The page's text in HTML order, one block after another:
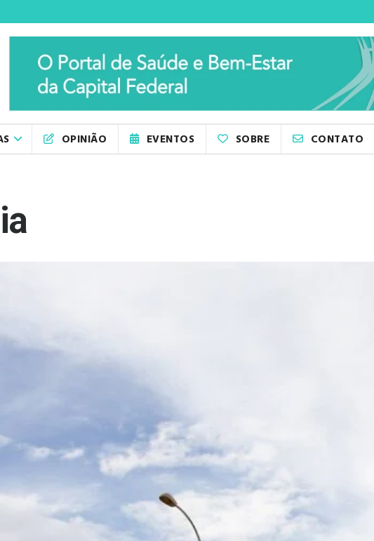
OPINIÃO EVENTOS SOBRE CONTATO